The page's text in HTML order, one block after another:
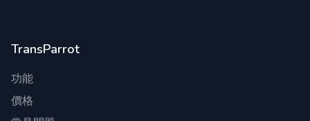
TransParrot
功能
價格